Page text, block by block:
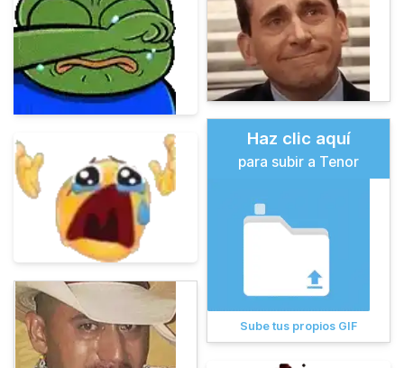
Haz clic aquí
para subir a Tenor
Sube tus propios GIF